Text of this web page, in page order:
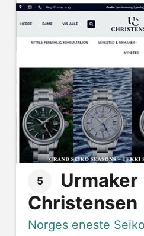
5
Urmaker
Christensen
Norges eneste